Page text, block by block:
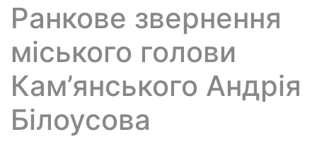
Ранкове звернення
міського голови
Кам’янського Андрія
Білоусова